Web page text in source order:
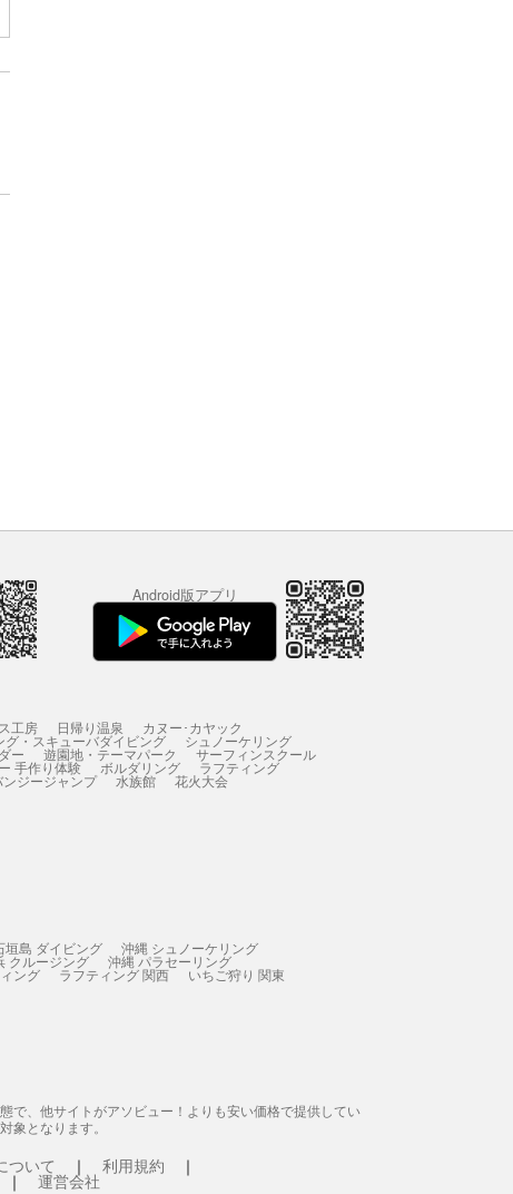
Android版アプリ
工房 日帰り温泉 カヌー･カヤック
グ・スキューバダイビング シュノーケリング
ー 遊園地・テーマパーク サーフィンスクール
手作り体験 ボルダリング ラフティング
ンジージャンプ 水族館 花火大会
垣島 ダイビング 沖縄 シュノーケリング
クルージング 沖縄 パラセーリング
ング ラフティング 関西 いちご狩り 関東
で、他サイトがアソビュー！よりも安い価格で提供してい
となります。
ついて 利用規約
運営会社